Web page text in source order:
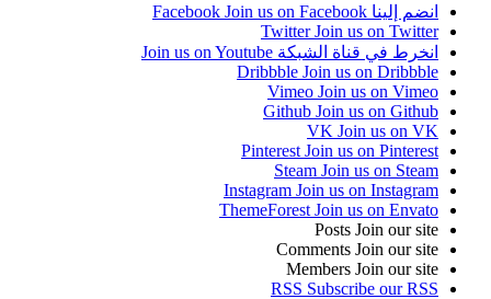
انضم إلينا Facebook Join us on Facebook
Twitter Join us on Twitter
انخرط في قناة الشبكة Join us on Youtube
Dribbble Join us on Dribbble
Vimeo Join us on Vimeo
Github Join us on Github
VK Join us on VK
Pinterest Join us on Pinterest
Steam Join us on Steam
Instagram Join us on Instagram
ThemeForest Join us on Envato
Posts Join our site
Comments Join our site
Members Join our site
RSS Subscribe our RSS